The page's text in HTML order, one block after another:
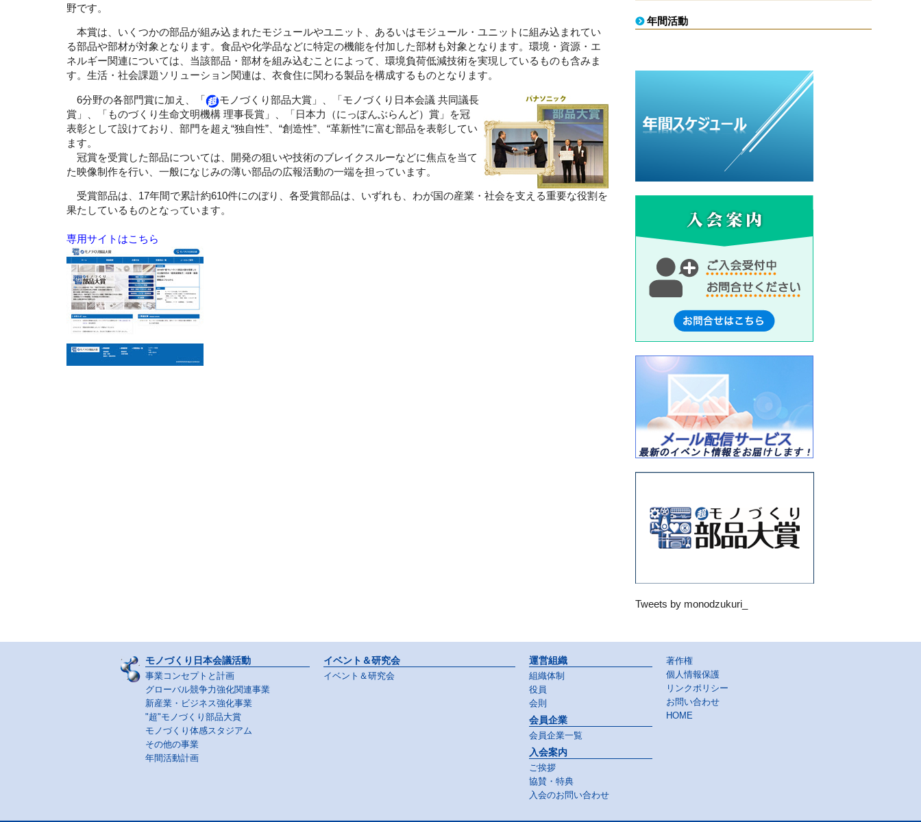
年間活動
Tweets by monodzukuri_
野です。
本賞は、いくつかの部品が組み込まれたモジュールやユニット、あるいはモジュール・ユニットに組み込まれてい
る部品や部材が対象となります。食品や化学品などに特定の機能を付加した部材も対象となります。環境・資源・エ
ネルギー関連については、当該部品・部材を組み込むことによって、環境負荷低減技術を実現しているものも含みま
す。生活・社会課題ソリューション関連は、衣食住に関わる製品を構成するものとなります。
6分野の各部門賞に加え、「
モノづくり部品大賞」、「モノづくり日本会議 共同議長
賞」、「ものづくり生命文明機構 理事長賞」、「日本力（にっぽんぶらんど）賞」を冠
表彰として設けており、部門を超え“独自性”、“創造性”、“革新性”に富む部品を表彰してい
ます。
冠賞を受賞した部品については、開発の狙いや技術のブレイクスルーなどに焦点を当て
た映像制作を行い、一般になじみの薄い部品の広報活動の一端を担っています。
受賞部品は、17年間で累計約610件にのぼり、各受賞部品は、いずれも、わが国の産業・社会を支える重要な役割を
果たしているものとなっています。
専用サイトはこちら
モノづくり日本会議活動
事業コンセプトと計画
グローバル競争力強化関連事業
新産業・ビジネス強化事業
"超"モノづくり部品大賞
モノづくり体感スタジアム
その他の事業
年間活動計画
イベント＆研究会
イベント＆研究会
運営組織
組織体制
役員
会則
会員企業
会員企業一覧
入会案内
ご挨拶
協賛・特典
入会のお問い合わせ
著作権
個人情報保護
リンクポリシー
お問い合わせ
HOME